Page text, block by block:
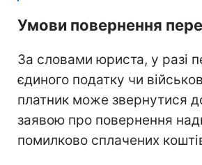
Умови повернення
За словами юриста, у разі
єдиного податку чи
платник може звернутися
заявою про повернення
помилково сплачених